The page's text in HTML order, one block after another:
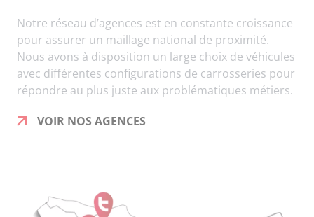
Notre réseau d’agences est en constante croissance
pour assurer un maillage national de proximité.
Nous avons à disposition un large choix de véhicules
avec différentes configurations de carrosseries pour
répondre au plus juste aux problématiques métiers.
VOIR NOS AGENCES